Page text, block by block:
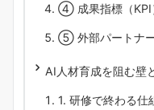
④ 成果指標（KPI
⑤ 外部パートナ
AI人材育成を阻む壁
1. 研修で終わる仕